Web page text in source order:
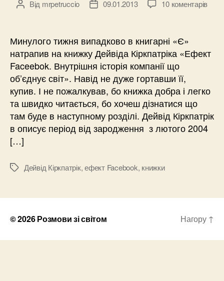
Автор
Від mrpetruccio
Дата09.01.2013 10 коментарів
Минулого тижня випадково в книгарні «Є»
натрапив на книжку Дейвіда Кіркпатріка «Ефект
Faceebok. Внутрішня історія компанії що
об’єднує світ». Навід не дуже гортавши її,
купив. І не пожалкував, бо книжка добра і легко
та швидко читається, бо хочеш дізнатися що
там буде в наступному розділі. Дейвід Кіркпатрік
в описує період від зародження з лютого 2004
[…]
ПозначкиДейвід Кіркпатрік,ефект Facebook, книжки
© 2026Розмови зі світом Нагору ↑